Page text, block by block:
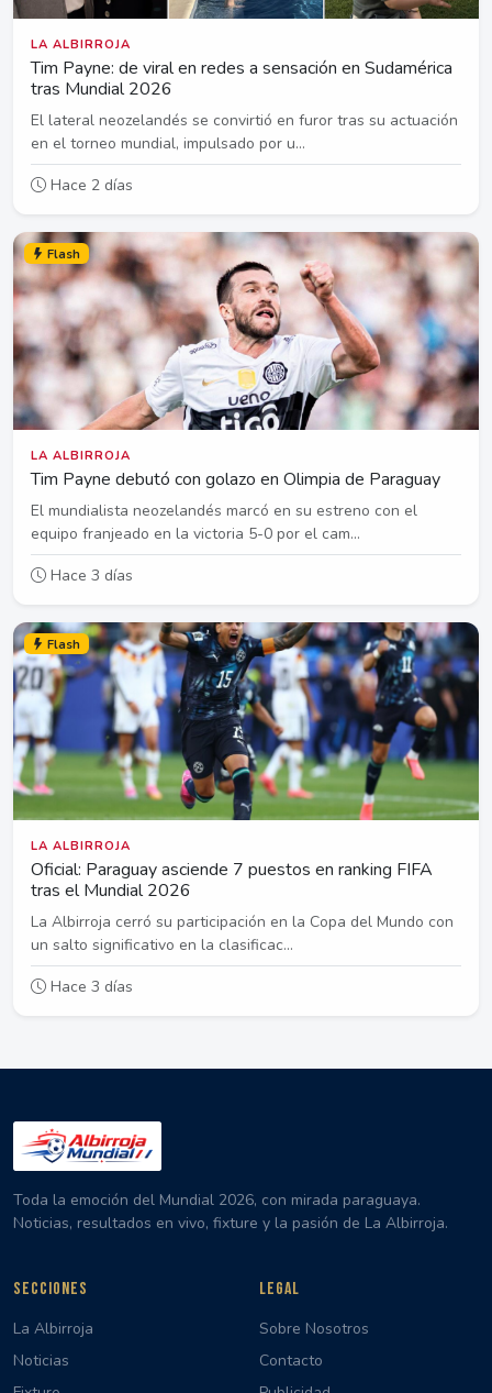
LA ALBIRROJA
Tim Payne: de viral en redes a sensación en Sudamérica
tras Mundial 2026
El lateral neozelandés se convirtió en furor tras su actuación
en el torneo mundial, impulsado por u...
Hace 2 días
Flash
LA ALBIRROJA
Tim Payne debutó con golazo en Olimpia de Paraguay
El mundialista neozelandés marcó en su estreno con el
equipo franjeado en la victoria 5-0 por el cam...
Hace 3 días
Flash
LA ALBIRROJA
Oficial: Paraguay asciende 7 puestos en ranking FIFA
tras el Mundial 2026
La Albirroja cerró su participación en la Copa del Mundo con
un salto significativo en la clasificac...
Hace 3 días
Toda la emoción del Mundial 2026, con mirada paraguaya.
Noticias, resultados en vivo, fixture y la pasión de La Albirroja.
SECCIONES
La Albirroja
Noticias
LEGAL
Sobre Nosotros
Contacto